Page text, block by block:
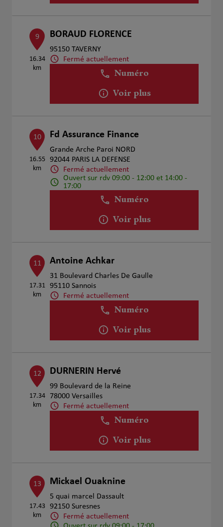
9
16.34
km
BORAUD FLORENCE
95150 TAVERNY
Fermé actuellement
Numéro
Voir plus
10
16.55
km
Fd Assurance Finance
Grande Arche Paroi NORD
92044 PARIS LA DEFENSE
Fermé actuellement
Ouvert sur rdv 09:00 - 12:00 et 14:00 -
17:00
Numéro
Voir plus
11
17.31
km
Antoine Achkar
31 Boulevard Charles De Gaulle
95110 Sannois
Fermé actuellement
Numéro
Voir plus
12
17.34
km
DURNERIN Hervé
99 Boulevard de la Reine
78000 Versailles
Fermé actuellement
Numéro
Voir plus
13
17.43
km
Mickael Ouaknine
5 quai marcel Dassault
92150 Suresnes
Fermé actuellement